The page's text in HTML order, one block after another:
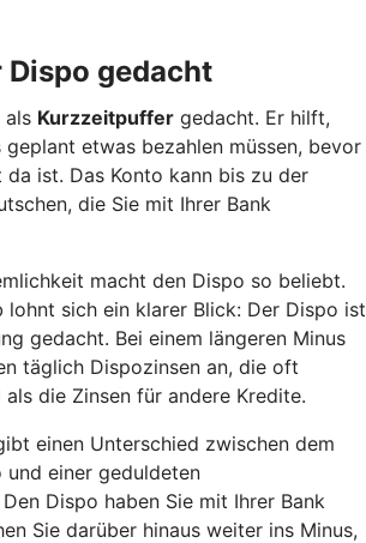
Dispo gedacht
als Kurzzeitpuffer gedacht. Er hilft,
geplant etwas bezahlen müssen, bevor
da ist. Das Konto kann bis zu der
die Sie mit Ihrer Bank
macht den Dispo so beliebt.
lohnt sich ein klarer Blick: Der Dispo ist
gedacht. Bei einem längeren Minus
täglich Dispozinsen an, die oft
die Zinsen für andere Kredite.
einen Unterschied zwischen dem
einer geduldeten
Dispo haben Sie mit Ihrer Bank
Sie darüber hinaus weiter ins Minus,